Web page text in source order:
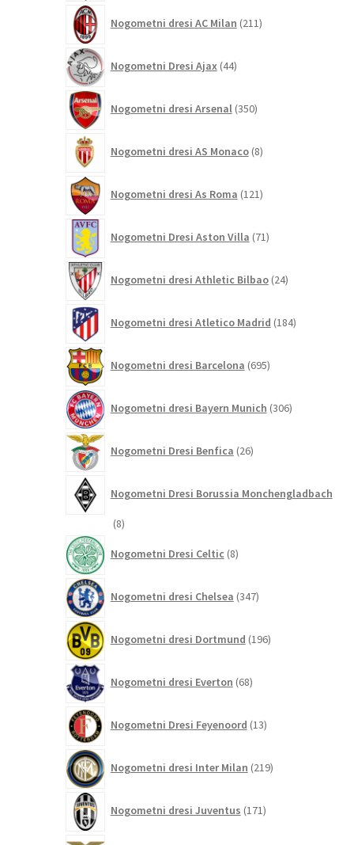
Nogometni dresi AC Milan 211izdelkov
Nogometni Dresi Ajax 44izdelkov
Nogometni dresi Arsenal 350izdelkov
Nogometni dresi AS Monaco 8izdelkov
Nogometni dresi As Roma 121izdelkov
Nogometni Dresi Aston Villa 71izdelkov
Nogometni dresi Athletic Bilbao 24izdelkov
Nogometni dresi Atletico Madrid 184izdelkov
Nogometni dresi Barcelona 695izdelkov
Nogometni dresi Bayern Munich 306izdelkov
Nogometni Dresi Benfica 26izdelkov
Nogometni Dresi Borussia Monchengladbach
88
Nogometni Dresi Celtic 8izdelkov
Nogometni dresi Chelsea 347izdelkov
Nogometni dresi Dortmund 196izdelkov
Nogometni dresi Everton 68izdelkov
Nogometni Dresi Feyenoord 13izdelkov
Nogometni dresi Inter Milan 219izdelkov
Nogometni dresi Juventus 171izdelkov